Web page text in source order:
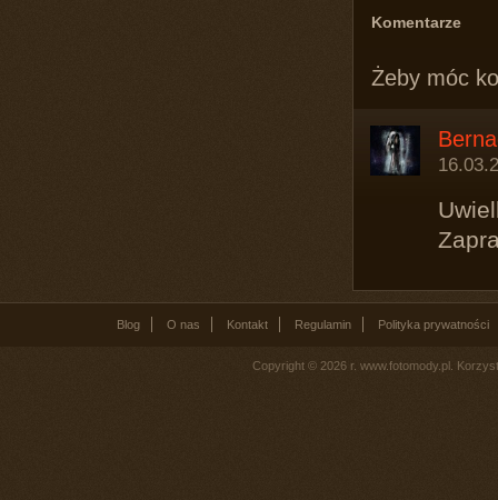
Komentarze
Żeby móc
Blog O nas Kontakt Regulamin Polityka prywatności
Copyright © 2026 r. www.fotomody.pl.